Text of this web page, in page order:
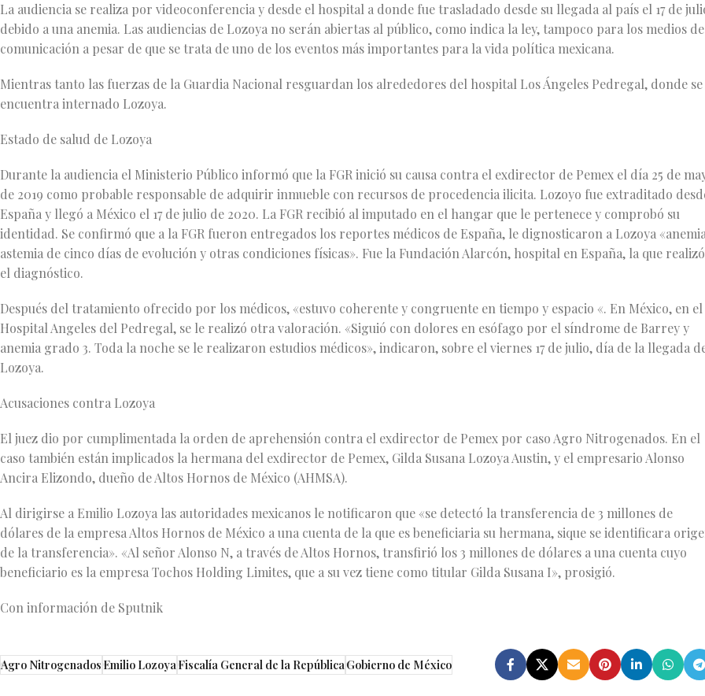
La audiencia se realiza por videoconferencia y desde el hospital a donde fue trasladado desde su llegada al país el 17 de
debido a una anemia. Las audiencias de Lozoya no serán abiertas al público, como indica la ley, tampoco para los medios de
comunicación a pesar de que se trata de uno de los eventos más importantes para la vida política mexicana.
Mientras tanto las fuerzas de la Guardia Nacional resguardan los alrededores del hospital Los Ángeles Pedregal, donde se
encuentra internado Lozoya.
Estado de salud de Lozoya
Durante la audiencia el Ministerio Público informó que la FGR inició su causa contra el exdirector de Pemex el día 25 de
de 2019 como probable responsable de adquirir inmueble con recursos de procedencia ilicita. Lozoyo fue extraditado
España y llegó a México el 17 de julio de 2020. La FGR recibió al imputado en el hangar que le pertenece y comprobó su
identidad. Se confirmó que a la FGR fueron entregados los reportes médicos de España, le dignosticaron a Lozoya
astemia de cinco días de evolución y otras condiciones físicas». Fue la Fundación Alarcón, hospital en España, la que realizó
el diagnóstico.
Después del tratamiento ofrecido por los médicos, «estuvo coherente y congruente en tiempo y espacio «. En México, en el
Hospital Angeles del Pedregal, se le realizó otra valoración. «Siguió con dolores en esófago por el síndrome de Barrey y
anemia grado 3. Toda la noche se le realizaron estudios médicos», indicaron, sobre el viernes 17 de julio, día de la llegada
Lozoya.
Acusaciones contra Lozoya
El juez dio por cumplimentada la orden de aprehensión contra el exdirector de Pemex por caso Agro Nitrogenados. En el
caso también están implicados la hermana del exdirector de Pemex, Gilda Susana Lozoya Austin, y el empresario Alonso
Ancira Elizondo, dueño de Altos Hornos de México (AHMSA).
Al dirigirse a Emilio Lozoya las autoridades mexicanos le notificaron que «se detectó la transferencia de 3 millones de
dólares de la empresa Altos Hornos de México a una cuenta de la que es beneficiaria su hermana, sique se identificara
de la transferencia». «Al señor Alonso N, a través de Altos Hornos, transfirió los 3 millones de dólares a una cuenta cuyo
beneficiario es la empresa Tochos Holding Limites, que a su vez tiene como titular Gilda Susana I», prosigió.
Con información de Sputnik
Agro NitrogenadosEmilio LozoyaFiscalía General de la RepúblicaGobierno de México